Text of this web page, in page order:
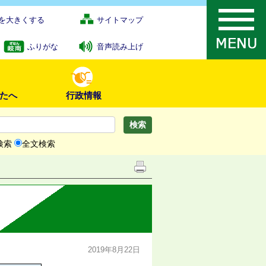
大きくする サイトマップ
ふりがな 音声読み上げ
へ 行政情報
索 全文検索
2019年8月22日